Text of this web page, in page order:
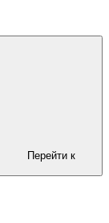
Перейти к